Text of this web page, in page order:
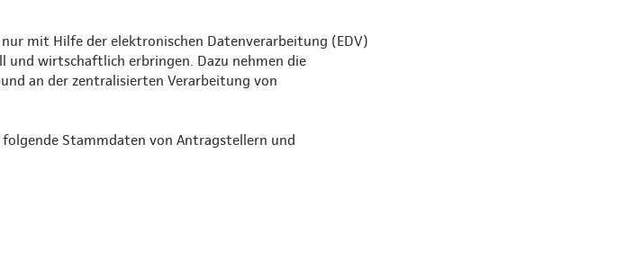
mit Hilfe der elektronischen Datenverarbeitung (EDV)
wirtschaftlich erbringen. Dazu nehmen die
an der zentralisierten Verarbeitung von
folgende Stammdaten von Antragstellern und